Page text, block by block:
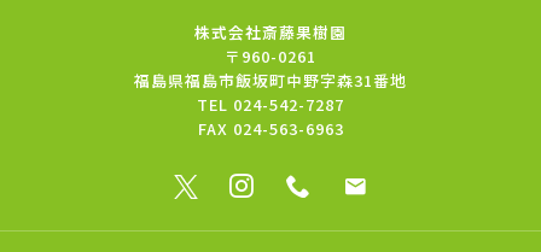
株式会社斎藤果樹園
〒960-0261
福島県福島市飯坂町中野字森31番地
TEL 024-542-7287
FAX 024-563-6963